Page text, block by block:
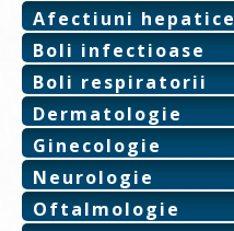
Afectiuni hepatice
Boli infectioase
Boli respiratorii
Dermatologie
Ginecologie
Neurologie
Oftalmologie